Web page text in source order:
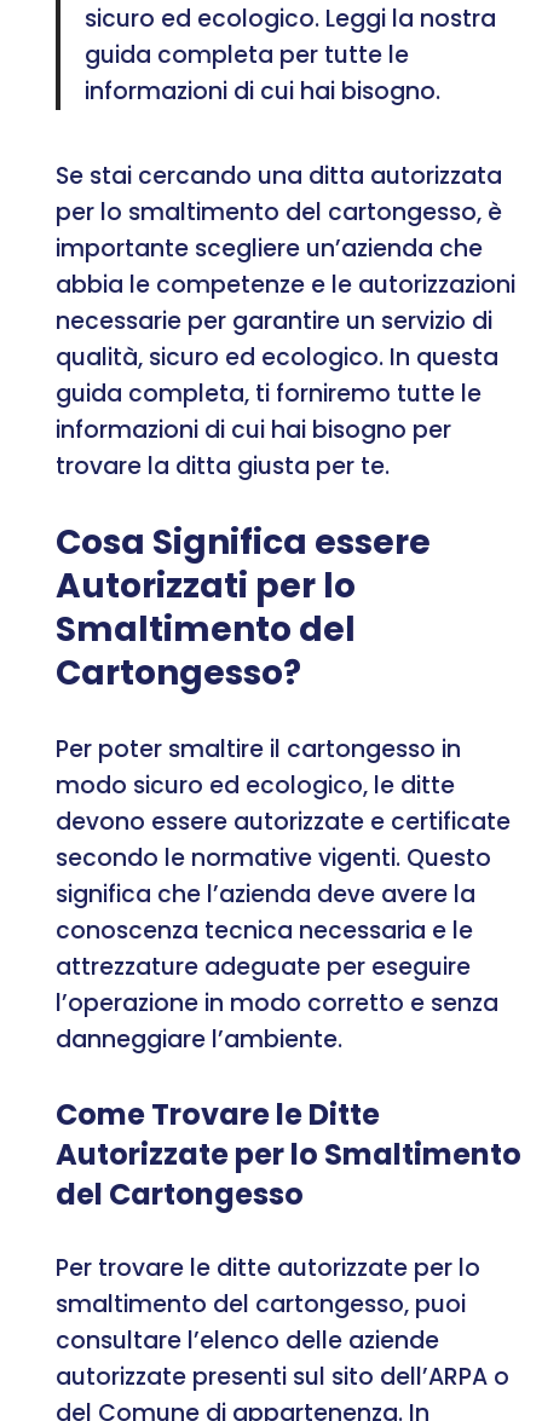
sicuro ed ecologico. Leggi la nostra
guida completa per tutte le
informazioni di cui hai bisogno.
Se stai cercando una ditta autorizzata
per lo smaltimento del cartongesso, è
importante scegliere un’azienda che
abbia le competenze e le autorizzazioni
necessarie per garantire un servizio di
qualità, sicuro ed ecologico. In questa
guida completa, ti forniremo tutte le
informazioni di cui hai bisogno per
trovare la ditta giusta per te.
Cosa Significa essere
Autorizzati per lo
Smaltimento del
Cartongesso?
Per poter smaltire il cartongesso in
modo sicuro ed ecologico, le ditte
devono essere autorizzate e certificate
secondo le normative vigenti. Questo
significa che l’azienda deve avere la
conoscenza tecnica necessaria e le
attrezzature adeguate per eseguire
l’operazione in modo corretto e senza
danneggiare l’ambiente.
Come Trovare le Ditte
Autorizzate per lo Smaltimento
del Cartongesso
Per trovare le ditte autorizzate per lo
smaltimento del cartongesso, puoi
consultare l’elenco delle aziende
autorizzate presenti sul sito dell’ARPA o
del Comune di appartenenza. In